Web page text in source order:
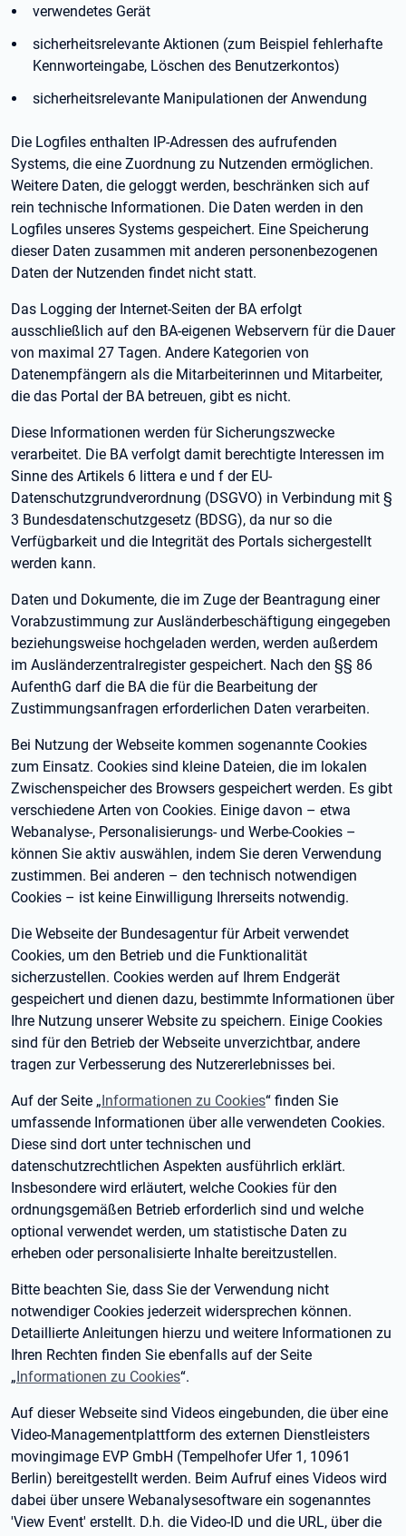
verwendetes Gerät
sicherheitsrelevante Aktionen (zum Beispiel fehlerhafte
Kennworteingabe, Löschen des Benutzerkontos)
sicherheitsrelevante Manipulationen der Anwendung
Die Logfiles enthalten IP-Adressen des aufrufenden
Systems, die eine Zuordnung zu Nutzenden ermöglichen.
Weitere Daten, die geloggt werden, beschränken sich auf
rein technische Informationen. Die Daten werden in den
Logfiles unseres Systems gespeichert. Eine Speicherung
dieser Daten zusammen mit anderen personenbezogenen
Daten der Nutzenden findet nicht statt.
Das Logging der Internet-Seiten der BA erfolgt
ausschließlich auf den BA-eigenen Webservern für die Dauer
von maximal 27 Tagen. Andere Kategorien von
Datenempfängern als die Mitarbeiterinnen und Mitarbeiter,
die das Portal der BA betreuen, gibt es nicht.
Diese Informationen werden für Sicherungszwecke
verarbeitet. Die BA verfolgt damit berechtigte Interessen im
Sinne des Artikels 6 littera e und f der EU-
Datenschutzgrundverordnung (DSGVO) in Verbindung mit §
3 Bundesdatenschutzgesetz (BDSG), da nur so die
Verfügbarkeit und die Integrität des Portals sichergestellt
werden kann.
Daten und Dokumente, die im Zuge der Beantragung einer
Vorabzustimmung zur Ausländerbeschäftigung eingegeben
beziehungsweise hochgeladen werden, werden außerdem
im Ausländerzentralregister gespeichert. Nach den §§ 86
AufenthG darf die BA die für die Bearbeitung der
Zustimmungsanfragen erforderlichen Daten verarbeiten.
Bei Nutzung der Webseite kommen sogenannte Cookies
zum Einsatz. Cookies sind kleine Dateien, die im lokalen
Zwischenspeicher des Browsers gespeichert werden. Es gibt
verschiedene Arten von Cookies. Einige davon – etwa
Webanalyse-, Personalisierungs- und Werbe-Cookies –
können Sie aktiv auswählen, indem Sie deren Verwendung
zustimmen. Bei anderen – den technisch notwendigen
Cookies – ist keine Einwilligung Ihrerseits notwendig.
Die Webseite der Bundesagentur für Arbeit verwendet
Cookies, um den Betrieb und die Funktionalität
sicherzustellen. Cookies werden auf Ihrem Endgerät
gespeichert und dienen dazu, bestimmte Informationen über
Ihre Nutzung unserer Website zu speichern. Einige Cookies
sind für den Betrieb der Webseite unverzichtbar, andere
tragen zur Verbesserung des Nutzererlebnisses bei.
Auf der Seite „Informationen zu Cookies“ finden Sie
umfassende Informationen über alle verwendeten Cookies.
Diese sind dort unter technischen und
datenschutzrechtlichen Aspekten ausführlich erklärt.
Insbesondere wird erläutert, welche Cookies für den
ordnungsgemäßen Betrieb erforderlich sind und welche
optional verwendet werden, um statistische Daten zu
erheben oder personalisierte Inhalte bereitzustellen.
Bitte beachten Sie, dass Sie der Verwendung nicht
notwendiger Cookies jederzeit widersprechen können.
Detaillierte Anleitungen hierzu und weitere Informationen zu
Ihren Rechten finden Sie ebenfalls auf der Seite
„Informationen zu Cookies“.
Auf dieser Webseite sind Videos eingebunden, die über eine
Video-Managementplattform des externen Dienstleisters
movingimage EVP GmbH (Tempelhofer Ufer 1, 10961
Berlin) bereitgestellt werden. Beim Aufruf eines Videos wird
dabei über unsere Webanalysesoftware ein sogenanntes
'View Event' erstellt. D.h. die Video-ID und die URL, über die